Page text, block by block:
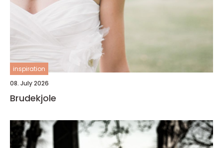
inspiration
08. July 2026
Brudekjole